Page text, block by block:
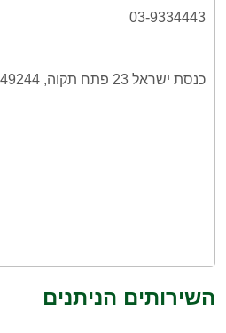
03-9334443
כנסת ישראל 23 פתח תקוה, 49244
השירותים הניתנים